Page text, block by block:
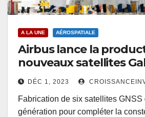
A LA UNE AÉROSPATIALE
Airbus lance la
nouveaux satellites
DÉC 1, 2023
Fabrication de six satellites
génération pour compléter la